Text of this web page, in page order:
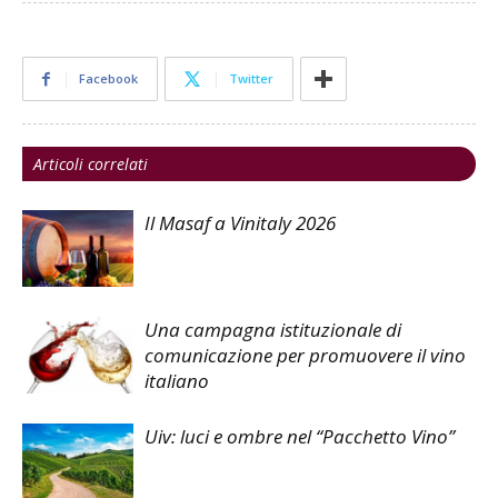
Facebook Twitter
Articoli correlati
Il Masaf a Vinitaly 2026
Una campagna istituzionale di
comunicazione per promuovere il vino
italiano
Uiv: luci e ombre nel “Pacchetto Vino”